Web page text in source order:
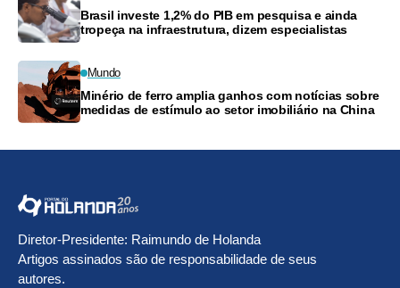
Brasil investe 1,2% do PIB em pesquisa e ainda
tropeça na infraestrutura, dizem especialistas
Mundo
Minério de ferro amplia ganhos com notícias sobre
medidas de estímulo ao setor imobiliário na China
Diretor-Presidente: Raimundo de Holanda
Artigos assinados são de responsabilidade de seus
autores.